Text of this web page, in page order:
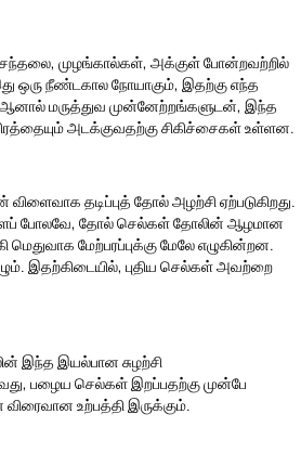
முழங்கால்கள், அக்குள் போன்றவற்றில்
ஒரு நீண்டகால நோயாகும், இதற்கு எந்த
ஆனால் மருத்துவ முன்னேற்றங்களுடன், இந்த
அடக்குவதற்கு சிகிச்சைகள் உள்ளன.
விளைவாக தடிப்புத் தோல் அழற்சி ஏற்படுகிறது.
போலவே, தோல் செல்கள் தோலின் ஆழமான
மேற்பரப்புக்கு மேலே எழுகின்றன.
இதற்கிடையில், புதிய செல்கள் அவற்றை
இந்த இயல்பான சுழற்சி
பழைய செல்கள் இறப்பதற்கு முன்பே
விரைவான உற்பத்தி இருக்கும்.